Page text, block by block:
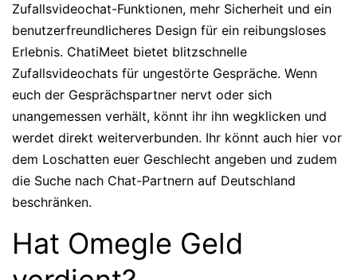
Zufallsvideochat-Funktionen, mehr Sicherheit und ein
benutzerfreundlicheres Design für ein reibungsloses
Erlebnis. ChatiMeet bietet blitzschnelle
Zufallsvideochats für ungestörte Gespräche. Wenn
euch der Gesprächspartner nervt oder sich
unangemessen verhält, könnt ihr ihn wegklicken und
werdet direkt weiterverbunden. Ihr könnt auch hier vor
dem Loschatten euer Geschlecht angeben und zudem
die Suche nach Chat-Partnern auf Deutschland
beschränken.
Hat Omegle Geld